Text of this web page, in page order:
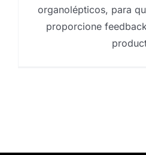
organolépticos, para
proporcione